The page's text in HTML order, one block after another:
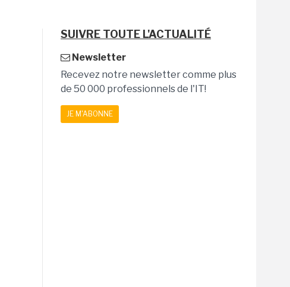
SUIVRE TOUTE L'ACTUALITÉ
Newsletter
Recevez notre newsletter comme plus
de 50 000 professionnels de l'IT!
JE M'ABONNE